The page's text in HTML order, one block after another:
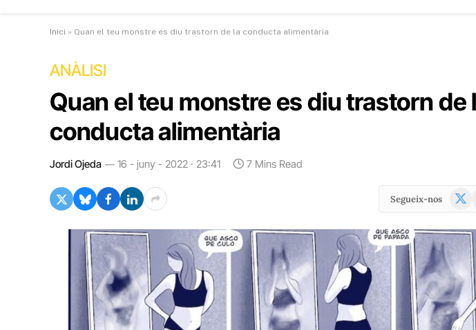
Inici » Quan el teu monstre es diu trastorn de la conducta alimentària
ANÀLISI
Quan el teu monstre es diu trastorn de
conducta alimentària
Jordi Ojeda 16 - juny - 2022 · 23:41 7 Mins Read
Segueix-nos
X